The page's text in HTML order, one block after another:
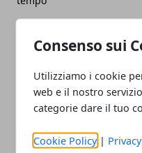
Consenso sui
Utilizziamo i cookie
web e il nostro
categorie dare il tuo
Cookie Policy |